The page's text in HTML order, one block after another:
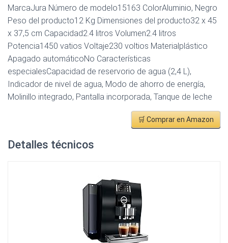
MarcaJura Número de modelo15163 ColorAluminio, Negro
Peso del producto12 Kg Dimensiones del producto32 x 45
x 37,5 cm Capacidad2.4 litros Volumen2.4 litros
Potencia1450 vatios Voltaje230 voltios Materialplástico
Apagado automáticoNo Características
especialesCapacidad de reservorio de agua (2,4 L),
Indicador de nivel de agua, Modo de ahorro de energía,
Molinillo integrado, Pantalla incorporada, Tanque de leche
🛒 Comprar en Amazon
Detalles técnicos